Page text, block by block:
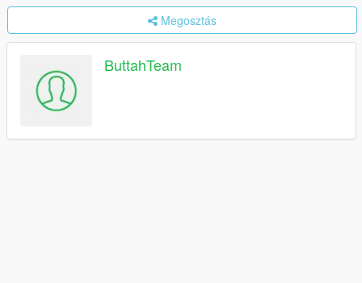
Megosztás
ButtahTeam